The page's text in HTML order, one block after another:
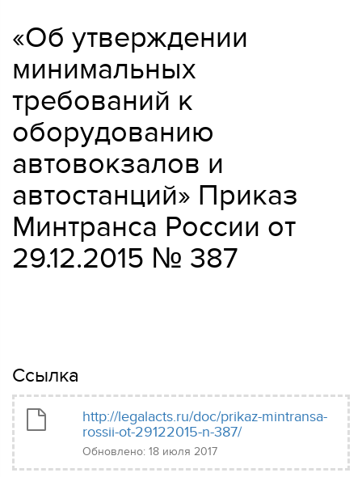
«Об утверждении
минимальных
требований к
оборудованию
автовокзалов и
автостанций» Приказ
Минтранса России от
29.12.2015 № 387
Ссылка
http://legalacts.ru/doc/prikaz-mintransa-
rossii-ot-29122015-n-387/
Обновлено: 18 июля 2017